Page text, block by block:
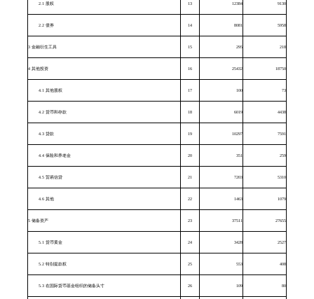
2.1 股权 13 12384 9130
2.2 债券 14 8081 5958
3金融衍生工具 15 295 218
4其他投资 16 25432 18750
4.1 其他股权 17 100 73
4.2 货币和存款 18 6019 4438
4.3 贷款 19 10297 7591
4.4 保险和养老金 20 351 259
4.5 贸易信贷 21 7203 5310
4.6 其他 22 1463 1079
5储备资产 23 37511 27655
5.1 货币黄金 24 3428 2527
5.2 特别提款权 25 553 408
5.3 在国际货币基金组织的储备头寸 26 109 80